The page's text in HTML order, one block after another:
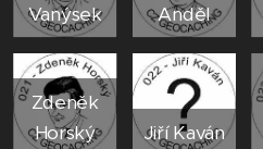
Vanýsek
Anděl
Zdeněk
Horský
Jiří Kaván